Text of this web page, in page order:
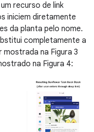
recurso de link
iniciem diretamente
da planta pelo nome.
completamente a
na Figura 3
na Figura 4: